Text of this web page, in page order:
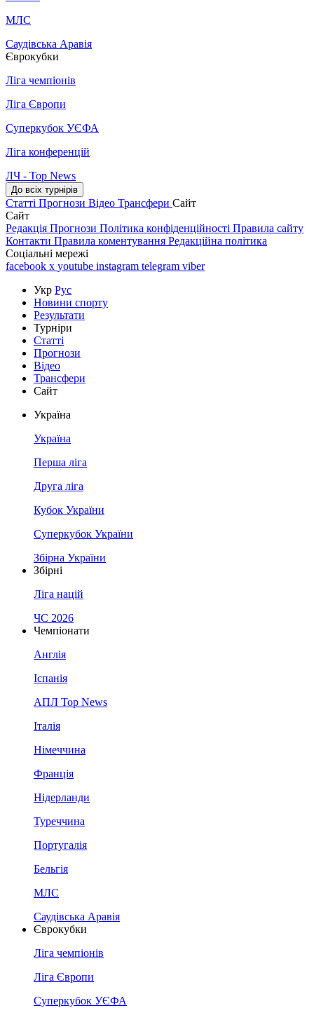
МЛС
Саудівська Аравія
Єврокубки
Ліга чемпіонів
Ліга Європи
Суперкубок УЄФА
Ліга конференцій
ЛЧ - Top News
До всіх турнірів
Статті Прогнози Відео Трансфери Сайт
Сайт
Редакція Прогнози Політика конфіденційності Правила сайту
Контакти Правила коментування Редакційна політика
Соціальні мережі
facebook x youtube instagram telegram viber
Укр Рус
Новини спорту
Результати
Турніри
Статті
Прогнози
Відео
Трансфери
Сайт
Україна
Україна
Перша ліга
Друга ліга
Кубок України
Суперкубок України
Збірна України
Збірні
Ліга націй
ЧС 2026
Чемпіонати
Англія
Іспанія
АПЛ Top News
Італія
Німеччина
Франція
Нідерланди
Туреччина
Португалія
Бельгія
МЛС
Саудівська Аравія
Єврокубки
Ліга чемпіонів
Ліга Європи
Суперкубок УЄФА